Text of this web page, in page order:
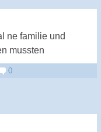
ne familie und
mussten
0